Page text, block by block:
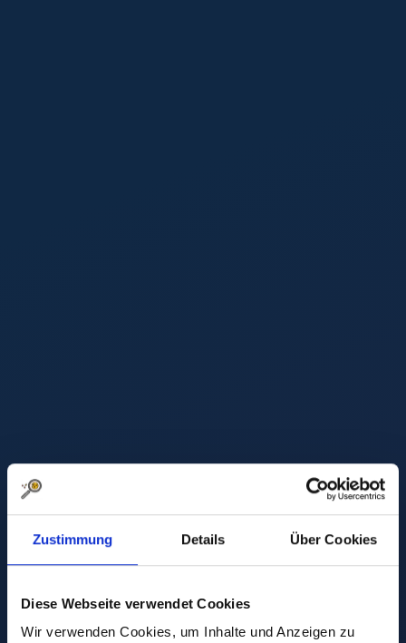
Zustimmung Details Über Cookies
Diese Webseite verwendet Cookies
Wir verwenden Cookies, um Inhalte und Anzeigen zu